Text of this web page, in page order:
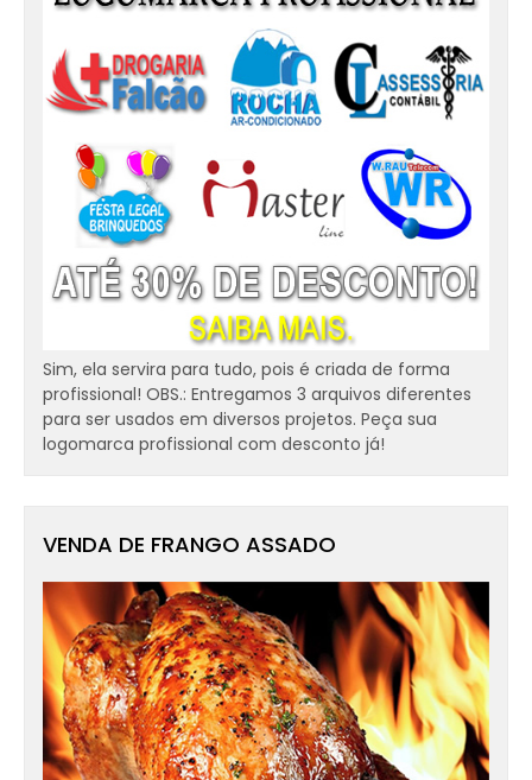
Sim, ela servira para tudo, pois é criada de forma
profissional! OBS.: Entregamos 3 arquivos diferentes
para ser usados em diversos projetos. Peça sua
logomarca profissional com desconto já!
VENDA DE FRANGO ASSADO